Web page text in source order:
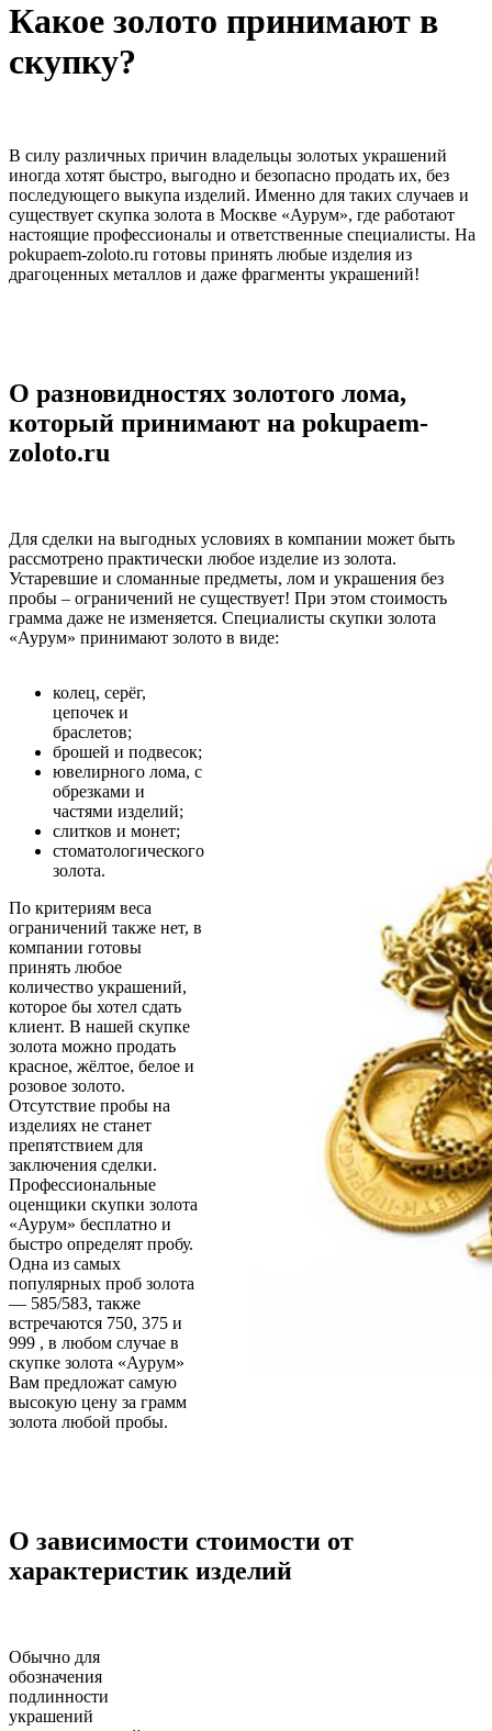
Какое золото принимают в
скупку?
В силу различных причин владельцы золотых украшений
иногда хотят быстро, выгодно и безопасно продать их, без
последующего выкупа изделий. Именно для таких случаев и
существует скупка золота в Москве «Аурум», где работают
настоящие профессионалы и ответственные специалисты. На
pokupaem-zoloto.ru готовы принять любые изделия из
драгоценных металлов и даже фрагменты украшений!
О разновидностях золотого лома,
который принимают на pokupaem-
zoloto.ru
Для сделки на выгодных условиях в компании может быть
рассмотрено практически любое изделие из золота.
Устаревшие и сломанные предметы, лом и украшения без
пробы – ограничений не существует! При этом стоимость
грамма даже не изменяется. Специалисты скупки золота
«Аурум» принимают золото в виде:
колец, серёг,
цепочек и
браслетов;
брошей и подвесок;
ювелирного лома, с
обрезками и
частями изделий;
слитков и монет;
стоматологического
золота.
По критериям веса
ограничений также нет, в
компании готовы
принять любое
количество украшений,
которое бы хотел сдать
клиент. В нашей скупке
золота можно продать
красное, жёлтое, белое и
розовое золото.
Отсутствие пробы на
изделиях не станет
препятствием для
заключения сделки.
Профессиональные
оценщики скупки золота
«Аурум» бесплатно и
быстро определят пробу.
Одна из самых
популярных проб золота
— 585/583, также
встречаются 750, 375 и
999 , в любом случае в
скупке золота «Аурум»
Вам предложат самую
высокую цену за грамм
золота любой пробы.
О зависимости стоимости от
характеристик изделий
Обычно для
обозначения
подлинности
украшений